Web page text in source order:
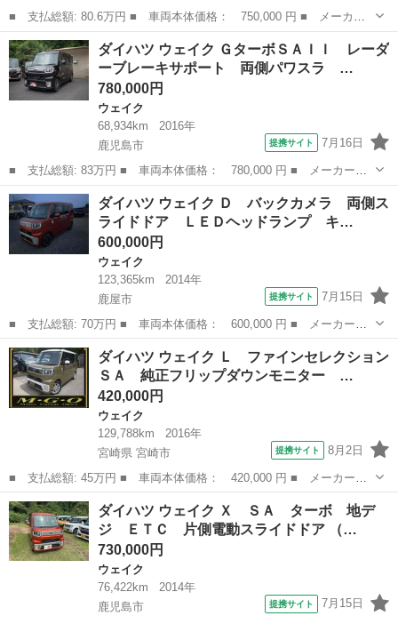
■ 支払総額: 80.6万円 ■ 車両本体価格： 750,000 円 ■ メーカー
名： ダイハツ ■ 車種名： ウェイク ■ グレード名： Ｌ Ｓ
Ａ インパネシフト プッシュスタートスイッチ 電子カードキー
ＣＤプレーヤー...
鹿児島 鹿屋市 ウェイク
ダイハツ ウェイク ＧターボＳＡＩＩ レーダ
ーブレーキサポート 両側パワスラ …
780,000円
ウェイク
68,934km
2016年
鹿児島市
提携サイト 7月16日
■ 支払総額: 83万円 ■ 車両本体価格： 780,000 円 ■ メーカー
名： ダイハツ ■ 車種名： ウェイク ■ グレード名： Ｇターボ
ＳＡＩＩ レーダーブレーキサポート 両側パワスラ アイドリング
ストップ ソナー...
鹿児島 鹿児島市 ウェイク
ダイハツ ウェイク Ｄ バックカメラ 両側ス
ライドドア ＬＥＤヘッドランプ キ…
600,000円
ウェイク
123,365km
2014年
鹿屋市
提携サイト 7月15日
■ 支払総額: 70万円 ■ 車両本体価格： 600,000 円 ■ メーカー
名： ダイハツ ■ 車種名： ウェイク ■ グレード名： Ｄ バッ
クカメラ 両側スライドドア ＬＥＤヘッドランプ キーレスエント
リー アイドリン...
鹿児島 鹿屋市 ウェイク
ダイハツ ウェイク Ｌ ファインセレクション
ＳＡ 純正フリップダウンモニター …
420,000円
ウェイク
129,788km
2016年
宮崎県 宮崎市
提携サイト 8月2日
■ 支払総額: 45万円 ■ 車両本体価格： 420,000 円 ■ メーカー
名： ダイハツ ■ 車種名： ウェイク ■ グレード名： Ｌ ファ
インセレクションＳＡ 純正フリップダウンモニター 社外ワイドナ
ビ フルセグ地デ...
宮崎 宮崎市 ウェイク
ダイハツ ウェイク Ｘ ＳＡ ターボ 地デ
ジ ＥＴＣ 片側電動スライドドア （…
730,000円
ウェイク
76,422km
2014年
鹿児島市
提携サイト 7月15日